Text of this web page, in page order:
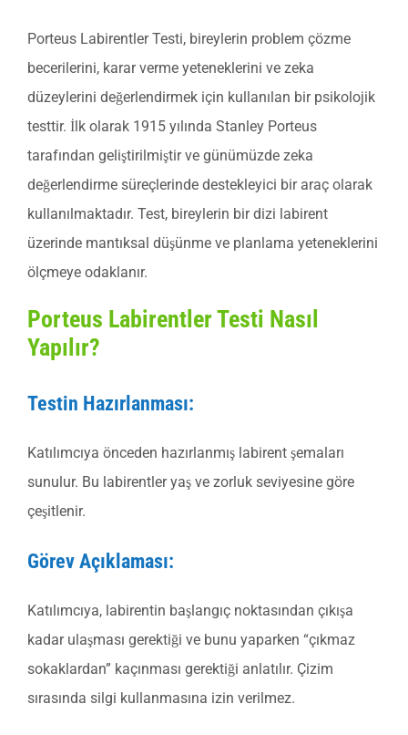
Porteus Labirentler Testi, bireylerin problem çözme
becerilerini, karar verme yeteneklerini ve zeka
düzeylerini değerlendirmek için kullanılan bir psikolojik
testtir. İlk olarak 1915 yılında Stanley Porteus
tarafından geliştirilmiştir ve günümüzde zeka
değerlendirme süreçlerinde destekleyici bir araç olarak
kullanılmaktadır. Test, bireylerin bir dizi labirent
üzerinde mantıksal düşünme ve planlama yeteneklerini
ölçmeye odaklanır.
Porteus Labirentler Testi Nasıl
Yapılır?
Testin Hazırlanması:
Katılımcıya önceden hazırlanmış labirent şemaları
sunulur. Bu labirentler yaş ve zorluk seviyesine göre
çeşitlenir.
Görev Açıklaması:
Katılımcıya, labirentin başlangıç noktasından çıkışa
kadar ulaşması gerektiği ve bunu yaparken “çıkmaz
sokaklardan” kaçınması gerektiği anlatılır. Çizim
sırasında silgi kullanmasına izin verilmez.